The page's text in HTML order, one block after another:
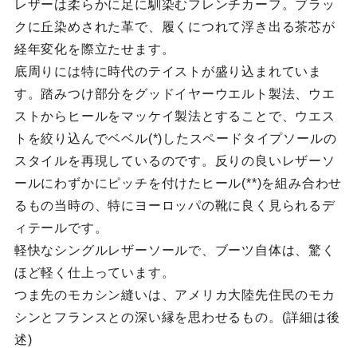
レザーは柔らかに足に馴染むフレンチカーフ。ブラッ
クに丘染めされた革で、履くにつれて浮き出る茶芯が
経年変化を際立たせます。
底周りには特に時代のテイストが盛り込まれていま
す。踏みつけ部分をグッドイヤーウエルト製法、ウエ
ストからヒールをマッケイ製法とすることで、ウエス
トを絞り込んでベベル(*)したスペードタイプソールの
スタイルを再現しているのです。反りの良いレザーソ
ールにわずかにピッチを付けたヒール(**)を組み合わせ
るもの当時の、特にヨーロッパの靴に良く見られるデ
ィテールです。
軽快なシングルレザーソールで、ブーツ自体は、驚く
ほど軽く仕上っています。
つま先のモカシン縫いは、アメリカ大陸先住民のモカ
シンとフランスとの深い縁を思わせるもの。(詳細は後
述)